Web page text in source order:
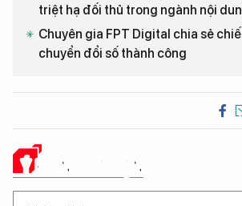
triệt hạ đối thủ trong ngành nội
Chuyên gia FPT Digital chia sẻ
chuyển đổi số thành công
Ý KIẾN CỦA BẠN